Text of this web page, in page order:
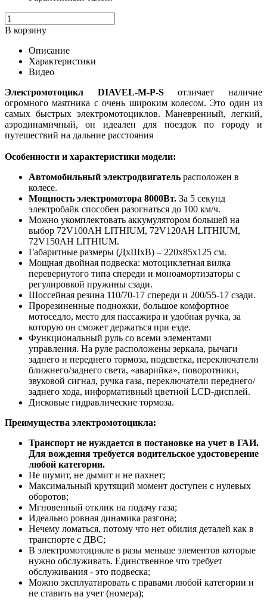
В корзину
Описание
Характеристики
Видео
Электромотоцикл DIAVEL-M-P-Sотличает наличие
огромного маятника с очень широким колесом. Это один из
самых быстрых электромотоциклов. Маневренный, легкий,
аэродинамичный, он идеален для поездок по городу и
путешествий на дальние расстояния
Особенности и характеристики модели:
Автомобильный электродвигатель расположен в
колесе.
Мощность электромотора 8000Вт. За 5 секунд
электробайк способен разогнаться до 100 км/ч.
Можно укомплектовать аккумулятором большей на
выбор 72V100AH LITHIUM, 72V120AH LITHIUM,
72V150AH LITHIUM.
Габаритные размеры (ДxШxВ) – 220x85x125 см.
Мощная двойная подвеска: мотоциклетная вилка
перевернутого типа спереди и моноамортизаторы с
регулировкой пружины сзади.
Шоссейная резина 110/70-17 спереди и 200/55-17 сзади.
Прорезиненные подножки, большое комфортное
мотоседло, место для пассажира и удобная ручка, за
которую он сможет держаться при езде.
Функциональный руль со всеми элементами
управления. На руле расположены зеркала, рычаги
заднего и переднего тормоза, подсветка, переключатели
ближнего/заднего света, «аварийка», поворотники,
звуковой сигнал, ручка газа, переключатели переднего/
заднего хода, информативный цветной LCD-дисплей.
Дисковые гидравлические тормоза.
Преимущества электромотоцикла:
Транспорт не нуждается в постановке на учет в ГАИ.
Для вождения требуется водительское удостоверение
любой категории.
Не шумит, не дымит и не пахнет;
Максимальный крутящий момент доступен с нулевых
оборотов;
Мгновенный отклик на подачу газа;
Идеально ровная динамика разгона;
Нечему ломаться, потому что нет обилия деталей как в
транспорте с ДВС;
В электромотоцикле в разы меньше элементов которые
нужно обслуживать. Единственное что требует
обслуживания - это подвеска;
Можно эксплуатировать с правами любой категории и
не ставить на учет (номера);